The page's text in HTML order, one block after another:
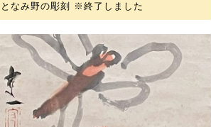
となみ野の彫刻 ※終了しました